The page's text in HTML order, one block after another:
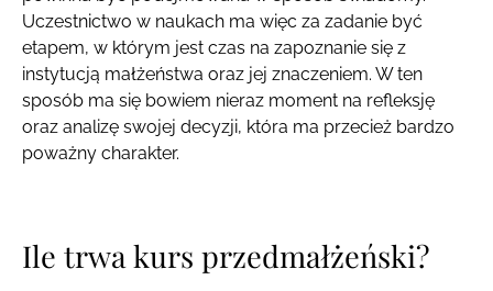
Uczestnictwo w naukach ma więc za zadanie być
etapem, w którym jest czas na zapoznanie się z
instytucją małżeństwa oraz jej znaczeniem. W ten
sposób ma się bowiem nieraz moment na refleksję
oraz analizę swojej decyzji, która ma przecież bardzo
poważny charakter.
Ile trwa kurs przedmałżeński?